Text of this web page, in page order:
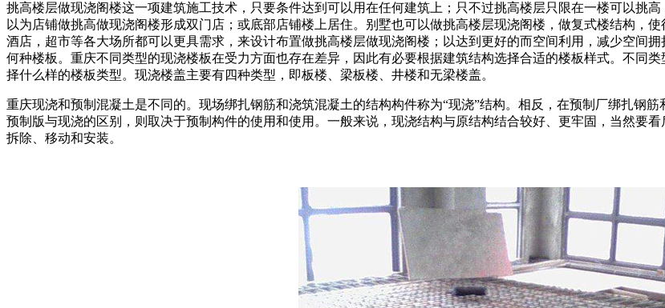
挑高楼层做现浇阁楼这一项建筑施工技术，只要条件达到可以用在任何建筑上；只不过挑高楼层只限在一楼可以挑
以为店铺做挑高做现浇阁楼形成双门店；或底部店铺楼上居住。别墅也可以做挑高楼层现浇阁楼，做复式楼结构，
酒店，超市等各大场所都可以更具需求，来设计布置做挑高楼层做现浇阁楼；以达到更好的而空间利用，减少空间
何种楼板。重庆不同类型的现浇楼板在受力方面也存在差异，因此有必要根据建筑结构选择合适的楼板样式。不同
择什么样的楼板类型。现浇楼盖主要有四种类型，即板楼、梁板楼、井楼和无梁楼盖。
重庆现浇和预制混凝土是不同的。现场绑扎钢筋和浇筑混凝土的结构构件称为“现浇”结构。相反，在预制厂绑扎钢
预制版与现浇的区别，则取决于预制构件的使用和使用。一般来说，现浇结构与原结构结合较好、更牢固，当然要
拆除、移动和安装。